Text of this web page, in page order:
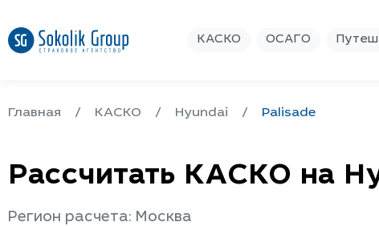
КАСКО ОСАГО
Главная КАСКО Hyundai Palisade
Рассчитать КАСКО на
Регион расчета: Москва